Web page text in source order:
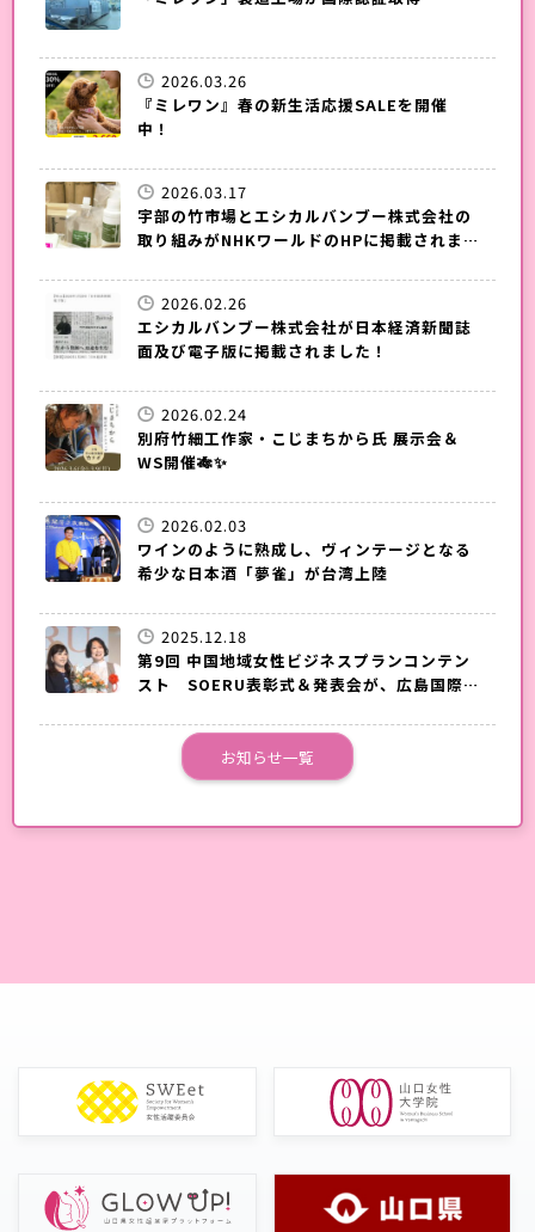
2026.03.26
『ミレワン』春の新生活応援SALEを開催
中！
2026.03.17
宇部の竹市場とエシカルバンブー株式会社の
取り組みがNHKワールドのHPに掲載されまし
2026.02.26
エシカルバンブー株式会社が日本経済新聞誌
面及び電子版に掲載されました！
2026.02.24
別府竹細工作家・こじまちから氏 展示会＆
WS開催🎋✨
2026.02.03
ワインのように熟成し、ヴィンテージとなる
希少な日本酒「夢雀」が台湾上陸
2025.12.18
第9回 中国地域女性ビジネスプランコンテン
スト SOERU表彰式＆発表会が、広島国際会
お知らせ一覧